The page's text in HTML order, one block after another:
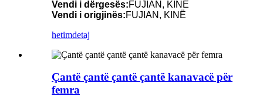
Vendi i dërgesës:FUJIAN, KINË
Vendi i origjinës:FUJIAN, KINË
hetimdetaj
Çantë çantë çantë çantë kanavacë për
femra